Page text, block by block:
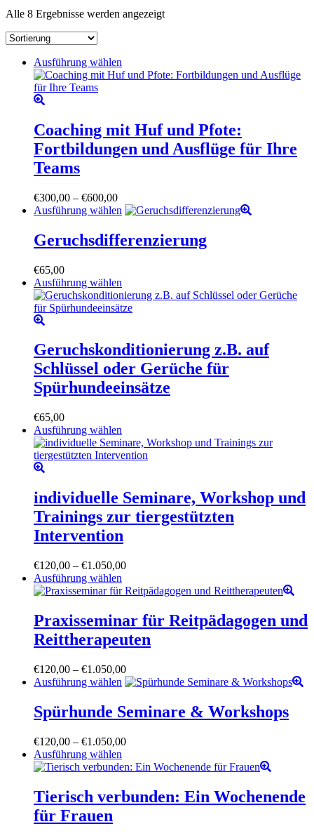
Alle 8 Ergebnisse werden angezeigt
Ausführung wählen
Produkt
auf.
Die
Optionen
gewählt
Coaching mit Huf und Pfote:
Fortbildungen und Ausflüge für Ihre
Teams
€300,00 – €600,00Preisspanne:
€300,00
€600,00
Ausführung wählen Dieses
mehrere
Optionen
können
Produktseite
gewählt
werden
Geruchsdifferenzierung
€65,00
Ausführung wählen
Produkt
weist
auf.
Die
Optionen
können
auf
gewählt
werden
Geruchskonditionierung z.B. auf
Schlüssel oder Gerüche für
Spürhundeeinsätze
€65,00
Ausführung wählen
Produkt
weist
auf.
Die
Optionen
auf
Produktseite
gewählt
werden
individuelle Seminare, Workshop und
Trainings zur tiergestützten
Intervention
€120,00 – €1.050,00Preisspanne:
bis
Ausführung wählen
Produkt
mehrere
Varianten
auf.
Optionen
können
auf
der
Produktseite
werden
Praxisseminar für Reitpädagogen und
Reittherapeuten
€120,00 – €1.050,00Preisspanne:
€120,00
€1.050,00
Ausführung wählen Dieses
weist
mehrere
auf.
Optionen
auf
der
Spürhunde Seminare & Workshops
€120,00 – €1.050,00Preisspanne:
bis
Ausführung wählen
Produkt
mehrere
Varianten
Tierisch verbunden: Ein Wochenende
für Frauen